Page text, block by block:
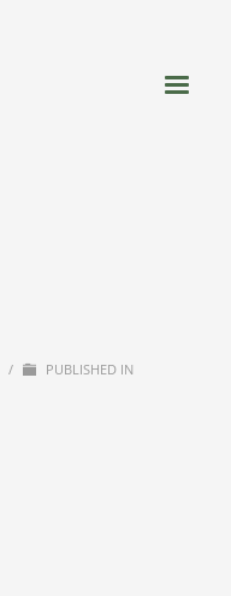
/ PUBLISHED IN